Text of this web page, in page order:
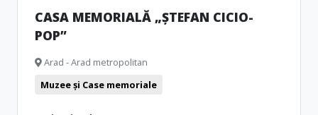
CASA MEMORIALĂ „ȘTEFAN CICIO-
POP”
Arad - Arad metropolitan
Muzee și Case memoriale